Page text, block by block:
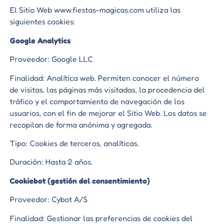
El Sitio Web www.fiestas-magicas.com utiliza las
siguientes cookies:
Google Analytics
Proveedor: Google LLC
Finalidad: Analítica web. Permiten conocer el número
de visitas, las páginas más visitadas, la procedencia del
tráfico y el comportamiento de navegación de los
usuarios, con el fin de mejorar el Sitio Web. Los datos se
recopilan de forma anónima y agregada.
Tipo: Cookies de terceros, analíticas.
Duración: Hasta 2 años.
Cookiebot (gestión del consentimiento)
Proveedor: Cybot A/S
Finalidad: Gestionar las preferencias de cookies del